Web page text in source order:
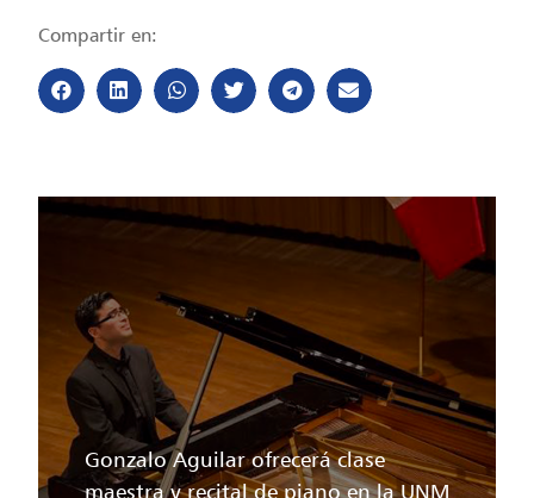
Compartir en:
Gonzalo Aguilar ofrecerá clase
maestra y recital de piano en la UNM